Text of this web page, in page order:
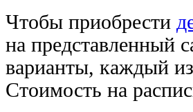
Чтобы приобрести
на представленный
варианты, каждый
Стоимость на